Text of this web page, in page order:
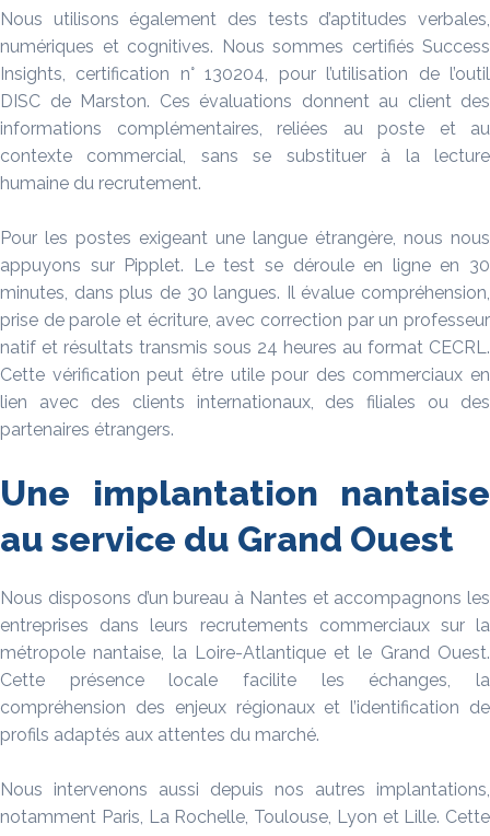
Nous utilisons également des tests d’aptitudes verbales,
numériques et cognitives. Nous sommes certifiés Success
Insights, certification n° 130204, pour l’utilisation de l’outil
DISC de Marston. Ces évaluations donnent au client des
informations complémentaires, reliées au poste et au
contexte commercial, sans se substituer à la lecture
humaine du recrutement.
Pour les postes exigeant une langue étrangère, nous nous
appuyons sur Pipplet. Le test se déroule en ligne en 30
minutes, dans plus de 30 langues. Il évalue compréhension,
prise de parole et écriture, avec correction par un professeur
natif et résultats transmis sous 24 heures au format CECRL.
Cette vérification peut être utile pour des commerciaux en
lien avec des clients internationaux, des filiales ou des
partenaires étrangers.
Une implantation nantaise
au service du Grand Ouest
Nous disposons d’un bureau à Nantes et accompagnons les
entreprises dans leurs recrutements commerciaux sur la
métropole nantaise, la Loire-Atlantique et le Grand Ouest.
Cette présence locale facilite les échanges, la
compréhension des enjeux régionaux et l’identification de
profils adaptés aux attentes du marché.
Nous intervenons aussi depuis nos autres implantations,
notamment Paris, La Rochelle, Toulouse, Lyon et Lille. Cette